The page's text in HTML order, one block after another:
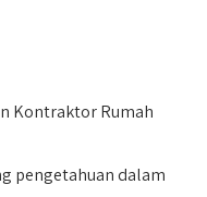
Kontraktor Rumah
pengetahuan dalam